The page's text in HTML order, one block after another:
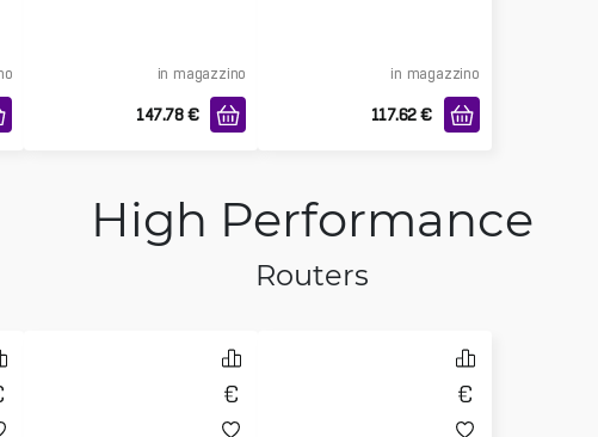
in magazzino
147.78 €
in magazzino
117.62 €
High Performance
Routers